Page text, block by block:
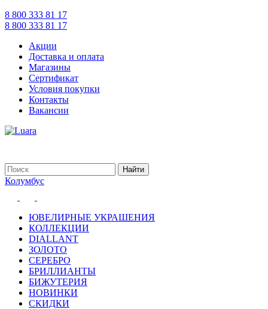
8 800 333 81 17
8 800 333 81 17
Акции
Доставка и оплата
Магазины
Сертификат
Условия покупки
Контакты
Вакансии
Колумбус
ЮВЕЛИРНЫЕ УКРАШЕНИЯ
КОЛЛЕКЦИИ
DIALLANT
ЗОЛОТО
СЕРЕБРО
БРИЛЛИАНТЫ
БИЖУТЕРИЯ
НОВИНКИ
СКИДКИ